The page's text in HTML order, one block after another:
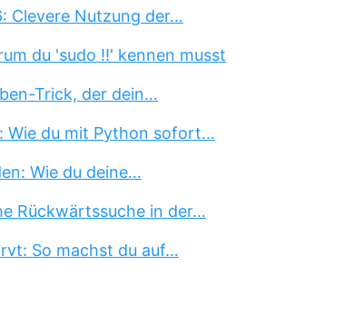
Clevere Nutzung der…
du 'sudo !!' kennen musst
Trick, der dein…
Wie du mit Python sofort…
Wie du deine…
Rückwärtssuche in der…
So machst du auf…